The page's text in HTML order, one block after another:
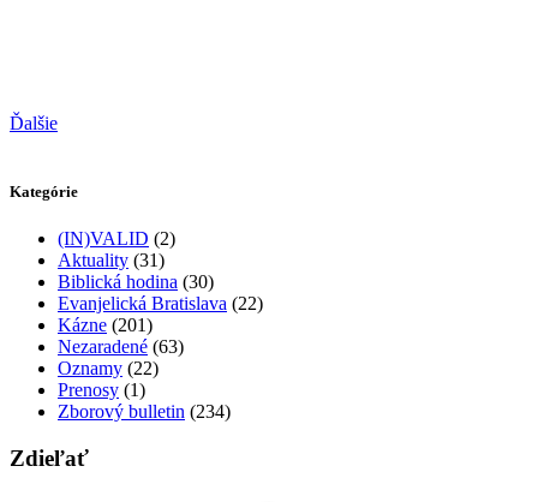
Ďalšie
Kategórie
(IN)VALID (2)
Aktuality (31)
Biblická hodina (30)
Evanjelická Bratislava (22)
Kázne (201)
Nezaradené (63)
Oznamy (22)
Prenosy (1)
Zborový bulletin (234)
Zdieľať